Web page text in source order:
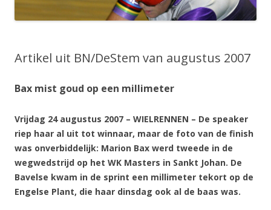
Artikel uit BN/DeStem van augustus 2007
Bax mist goud op een millimeter
Vrijdag 24 augustus 2007 – WIELRENNEN – De speaker
riep haar al uit tot winnaar, maar de foto van de finish
was onverbiddelijk: Marion Bax werd tweede in de
wegwedstrijd op het WK Masters in Sankt Johan. De
Bavelse kwam in de sprint een millimeter tekort op de
Engelse Plant, die haar dinsdag ook al de baas was.